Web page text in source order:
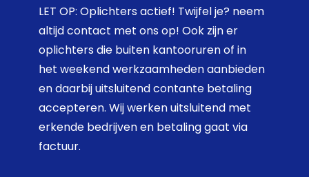
LET OP: Oplichters actief! Twijfel je? neem
altijd contact met ons op! Ook zijn er
oplichters die buiten kantooruren of in
het weekend werkzaamheden aanbieden
en daarbij uitsluitend contante betaling
accepteren. Wij werken uitsluitend met
erkende bedrijven en betaling gaat via
factuur.